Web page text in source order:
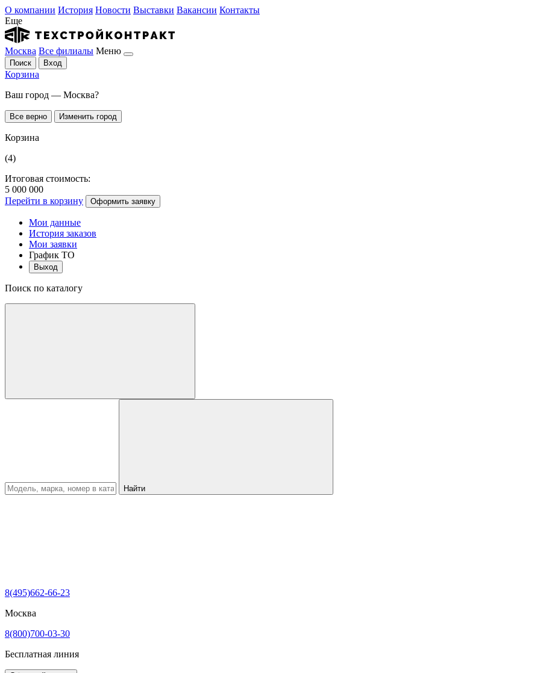
О компании История Новости Выставки Вакансии Контакты
Еще
Москва Все филиалы Меню
Поиск Вход
Корзина
Ваш город — Москва?
Все верно Изменить город
Корзина
(4)
Итоговая стоимость:
5 000 000
Перейти в корзину
Оформить заявку
Мои данные
История заказов
Мои заявки
График ТО
Выход
Поиск по каталогу
Найти
8(495)662-66-23
Москва
8(800)700-03-30
Бесплатная линия